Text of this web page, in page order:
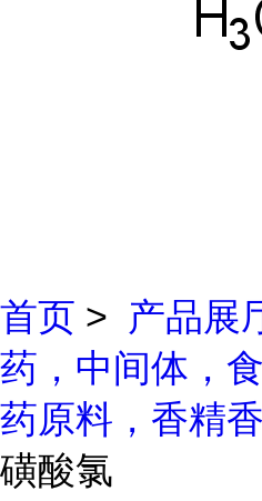
首页 > 产品展
药，中间体，
药原料，香精
磺酸氯